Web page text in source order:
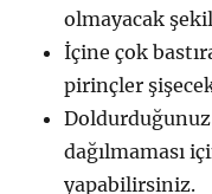
olmayacak
İçine çok
pirinçler
dağılmaması
yapabilirsiniz.